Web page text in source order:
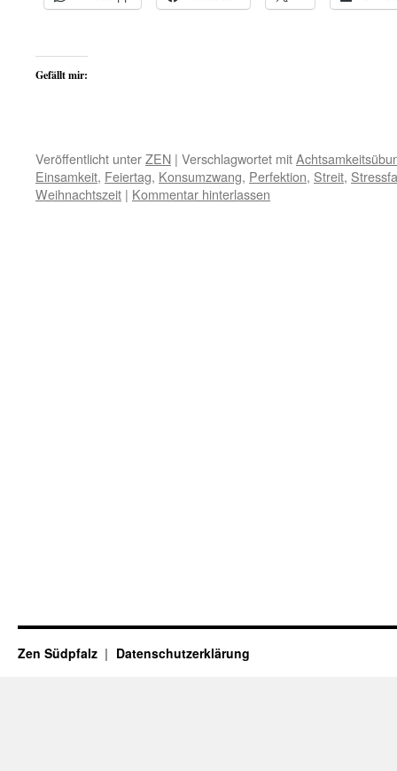
Gefällt mir:
Veröffentlicht unterZEN | Verschlagwortet mit
Einsamkeit, Feiertag, Konsumzwang, Perfektion, Streit,
Weihnachtszeit | Kommentar hinterlassen
Zen Südpfalz Datenschutzerklärung